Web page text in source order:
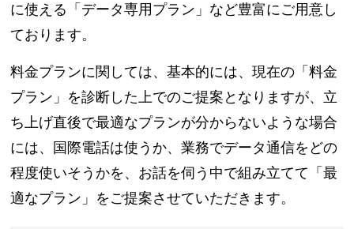
に使える 「データ専用プラン」 など豊富にご用意し
ております。
料金プランに関しては、基本的には、現在の 「料金
プラン」を診断 した上でのご提案となりますが、立
ち上げ直後で最適なプランが分からないような場合
には、国際電話は使うか、業務でデータ通信をどの
程度使いそうかを、お話を伺う中で組み立てて 「最
適なプラン」 をご提案させていただきます。